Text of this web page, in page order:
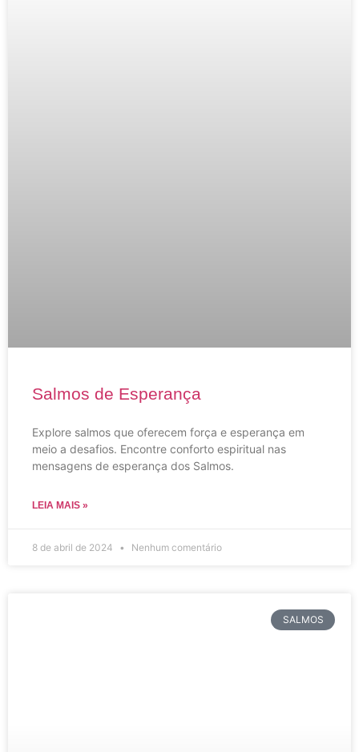
Salmos de Esperança
Explore salmos que oferecem força e esperança em
meio a desafios. Encontre conforto espiritual nas
mensagens de esperança dos Salmos.
LEIA MAIS »
8 de abril de 2024 Nenhum comentário
SALMOS